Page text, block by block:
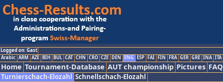
Logged on: Gast
Arabic ARM AZE BIH BUL CAT CHN CRO CZE DEN ENG ESP FAI FIN FRA GER GRE INA ITA
Home Tournament-Database AUT championship Pictures FAQ
Turnierschach-Elozahl Schnellschach-Elozahl